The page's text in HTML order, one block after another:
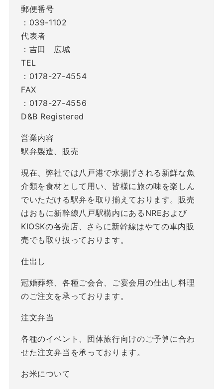
郵便番号
：039-1102
代表者
：吉田 広城
TEL
：0178-27-4554
FAX
：0178-27-4556
D&B Registered
営業内容
駅弁製造、販売
現在、弊社では八戸港で水揚げされる新鮮な魚
介類を食材として用い、皆様に旅の味を楽しん
でいただける駅弁を取り揃えております。販売
はおもに新幹線八戸駅構内にあるNREおよび
KIOSKの各売店、さらに新幹線はやての車内販
売でも取り扱っております。
仕出し
冠婚葬祭、各種ご会合、ご宴会用の仕出し料理
のご注文を承っております。
注文弁当
各種のイベント、団体旅行向けのご予算に合わ
せた注文弁当を承っております。
お米について